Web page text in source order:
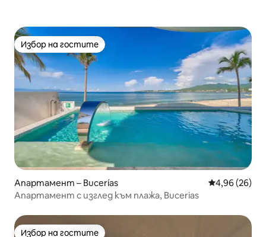
Избор на гостите
Избор на гостите
Апартамент – Bucerías Средна
4,96 (26)
Апартамент с изглед към плажа, Bucerias
Избор на гостите